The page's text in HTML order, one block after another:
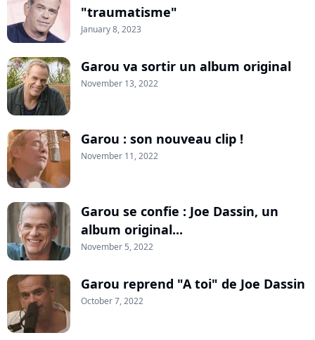
"traumatisme"
January 8, 2023
Garou va sortir un album original
November 13, 2022
Garou : son nouveau clip !
November 11, 2022
Garou se confie : Joe Dassin, un
album original...
November 5, 2022
Garou reprend "A toi" de Joe Dassin
October 7, 2022